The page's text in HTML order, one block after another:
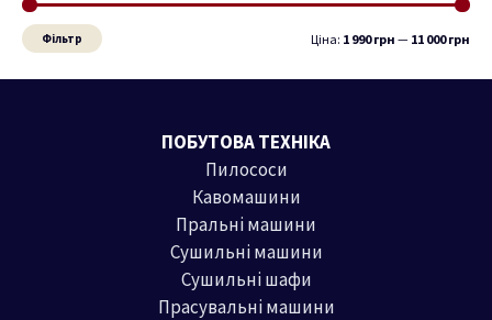
іб
Фільтр Ціна: 1 990 грн — 11 000 грн
ПОБУТОВА ТЕХНІКА
Пилососи
Кавомашини
Пральні машини
Сушильні машини
Сушильні шафи
Прасувальні машини